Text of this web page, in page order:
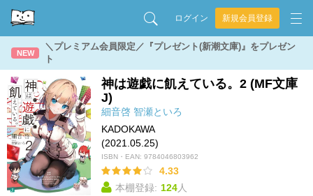
ログイン 新規会員登録
NEW
＼プレミアム会員限定／『プレゼント(新潮文庫)』をプレゼン
ト
神は遊戯に飢えている。2 (MF文庫
J)
細音啓 智瀬といろ
KADOKAWA
(2021.05.25)
ISBN・EAN: 9784046803962
4.33
本棚登録: 124人